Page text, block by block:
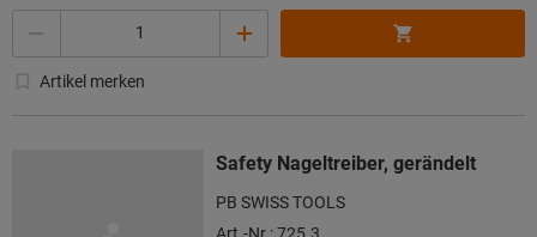
Artikel merken
Safety Nageltreiber, gerändelt
PB SWISS TOOLS
Art.-Nr.: 725.3